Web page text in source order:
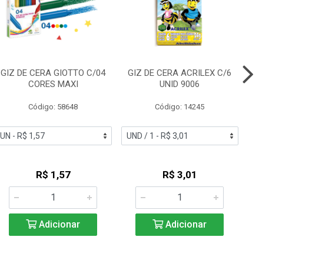
GIZ DE CERA GIOTTO C/04
CORES MAXI
Código: 58648
R$ 1,57
Adicionar
GIZ DE CERA ACRILEX C/6
UNID 9006
Código: 14245
R$ 3,01
Adicionar